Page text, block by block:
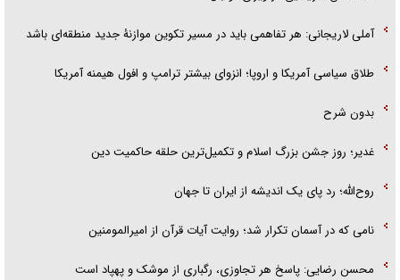
آملی لاریجانی: هر تفاهمی باید در مسیر تکوین موازنۀ جدید منطقه‌ای باشد
طلاق سیاسی آمریکا و اروپا؛ انزوای بیشتر ترامپ و افول هیمنه آمریکا
بدون شرح
غدیر؛ روز جشن بزرگ اسلام و تکمیل‌ترین حلقه حاکمیت دین
روح‌الله؛ رد پای یک اندیشه از ایران تا جهان
نامی که در آسمان تکرار شد؛ روایت آیات قرآن از امیرالمومنین
محسن رضایی: پاسخ هر تجاوزی، رگباری از موشک و پهپاد است